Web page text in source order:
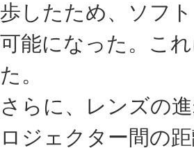
歩したため、ソフ
可能になった。こ
た。
さらに、レンズの
ロジェクター間の